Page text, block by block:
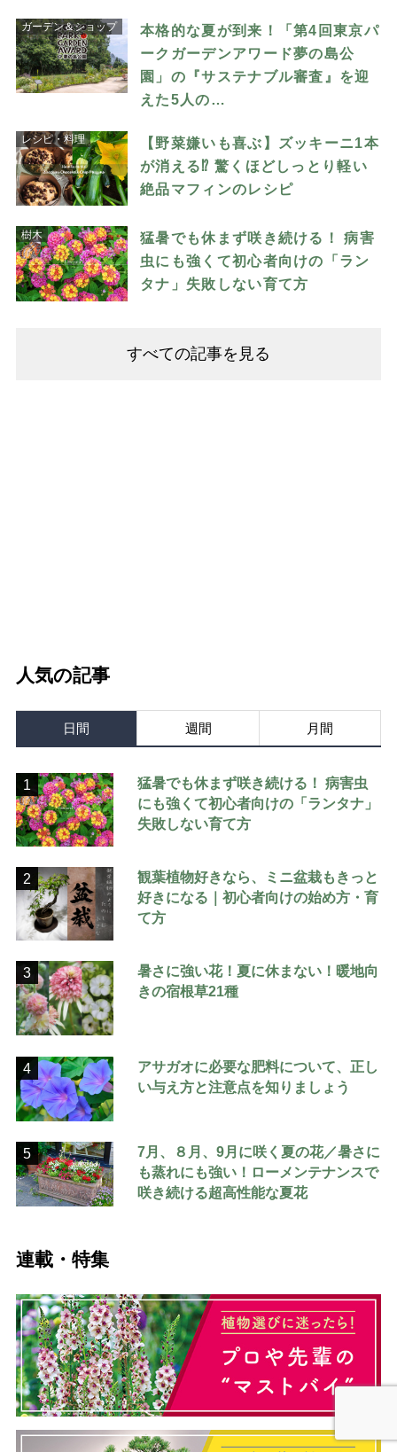
ガーデン＆ショップ
本格的な夏が到来！「第4回東京パ
ークガーデンアワード夢の島公
園」の『サステナブル審査』を迎
えた5人の…
レシピ・料理
【野菜嫌いも喜ぶ】ズッキーニ1本
が消える⁉︎ 驚くほどしっとり軽い
絶品マフィンのレシピ
樹木
猛暑でも休まず咲き続ける！ 病害
虫にも強くて初心者向けの「ラン
タナ」失敗しない育て方
すべての記事を見る
人気の記事
日間 週間 月間
1
猛暑でも休まず咲き続ける！ 病害虫
にも強くて初心者向けの「ランタナ」
失敗しない育て方
2
観葉植物好きなら、ミニ盆栽もきっと
好きになる｜初心者向けの始め方・育
て方
3
暑さに強い花！夏に休まない！暖地向
きの宿根草21種
4
アサガオに必要な肥料について、正し
い与え方と注意点を知りましょう
5
7月、８月、9月に咲く夏の花／暑さに
も蒸れにも強い！ローメンテナンスで
咲き続ける超高性能な夏花
連載・特集